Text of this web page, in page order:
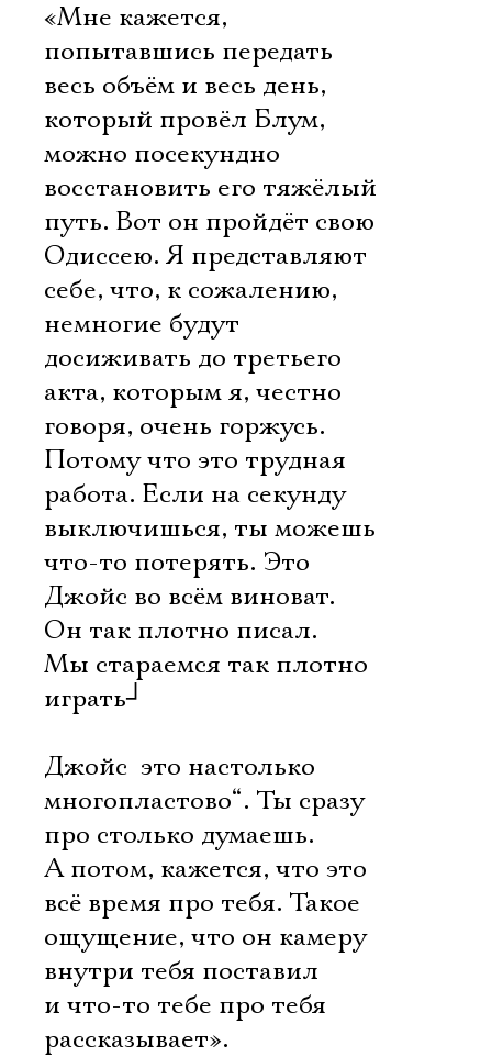
«Мне кажется,
попытавшись передать
весь объём и весь день,
который провёл Блум,
можно посекундно
восстановить его тяжёлый
путь. Вот он пройдёт свою
Одиссею. Я представляют
себе, что, к сожалению,
немногие будут
досиживать до третьего
акта, которым я, честно
говоря, очень горжусь.
Потому что это трудная
работа. Если на секунду
выключишься, ты можешь
что-то потерять. Это
Джойс во всём виноват.
Он так плотно писал.
Мы стараемся так плотно
играть┘
Джойс  это настолько
многопластово“. Ты сразу
про столько думаешь.
А потом, кажется, что это
всё время про тебя. Такое
ощущение, что он камеру
внутри тебя поставил
и что-то тебе про тебя
рассказывает».